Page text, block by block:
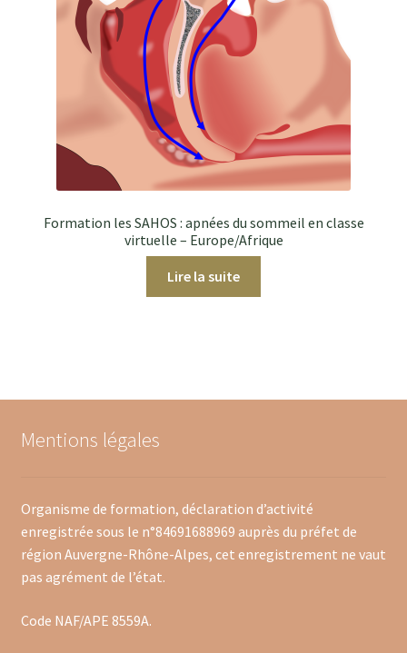
Formation les SAHOS : apnées du sommeil en classe
virtuelle – Europe/Afrique
Lire la suite
Mentions légales
Organisme de formation, déclaration d’activité
enregistrée sous le n°84691688969 auprès du préfet de
région Auvergne-Rhône-Alpes, cet enregistrement ne vaut
pas agrément de l’état.
Code NAF/APE 8559A.